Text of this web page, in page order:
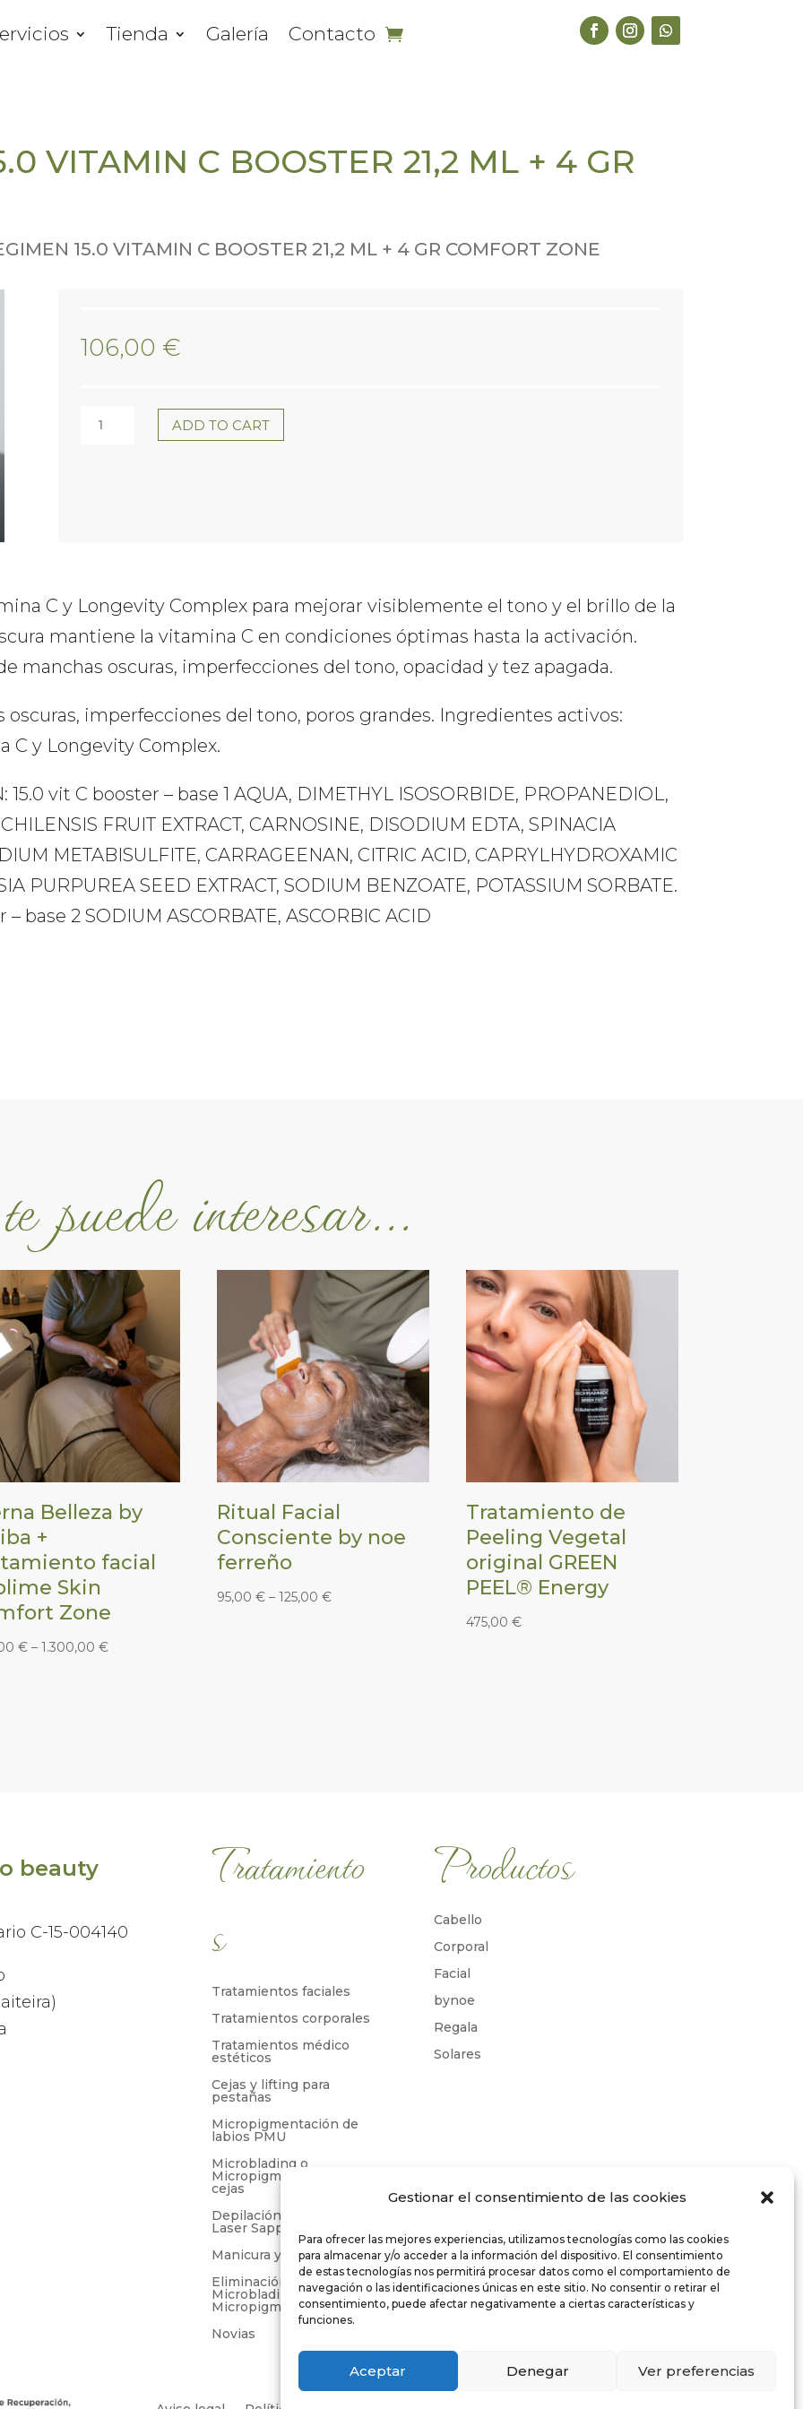
Gestionar el consentimiento de las cookies
Para ofrecer las mejores experiencias, utilizamos tecnologías como las cookies
para almacenar y/o acceder a la información del dispositivo. El consentimiento
de estas tecnologías nos permitirá procesar datos como el comportamiento de
navegación o las identificaciones únicas en este sitio. No consentir o retirar el
consentimiento, puede afectar negativamente a ciertas características y
funciones.
Aceptar Denegar Ver preferencias
Tienda Galería Contacto
VITAMIN C BOOSTER 21,2 ML + 4 GR
15.0 VITAMIN C BOOSTER 21,2 ML + 4 GR COMFORT ZONE
106,00 €
SKIN
4
GR
COMFORT
ZONE
quantity
ADD TO CART
C y Longevity Complex para mejorar visiblemente el tono y el brillo de la
mantiene la vitamina C en condiciones óptimas hasta la activación.
manchas oscuras, imperfecciones del tono, opacidad y tez apagada.
oscuras, imperfecciones del tono, poros grandes. Ingredientes activos:
C y Longevity Complex.
15.0 vit C booster – base 1 AQUA, DIMETHYL ISOSORBIDE, PROPANEDIOL,
FRUIT EXTRACT, CARNOSINE, DISODIUM EDTA, SPINACIA
METABISULFITE, CARRAGEENAN, CITRIC ACID, CAPRYLHYDROXAMIC
PURPUREA SEED EXTRACT, SODIUM BENZOATE, POTASSIUM SORBATE.
base 2 SODIUM ASCORBATE, ASCORBIC ACID
puede interesar…
Belleza by
+
facial
Skin
Zone
€ –1.300,00€
Ritual Facial
Consciente by noe
ferreño
95,00€ –125,00€
Tratamiento de
Peeling Vegetal
original GREEN
PEEL® Energy
475,00€
beauty
C-15-004140
Tratamiento
s
Tratamientos faciales
Tratamientos corporales
Tratamientos médico
estéticos
Cejas y lifting para
pestañas
Micropigmentación de
labios PMU
Microblading o
Micropigmentación de
cejas
Depilación tradicional y
Laser Sapphire
Manicura y pedicura
Eliminación de
Microblading y
Micropigmentación
Novias
Productos
Cabello
Corporal
Facial
bynoe
Regala
Solares